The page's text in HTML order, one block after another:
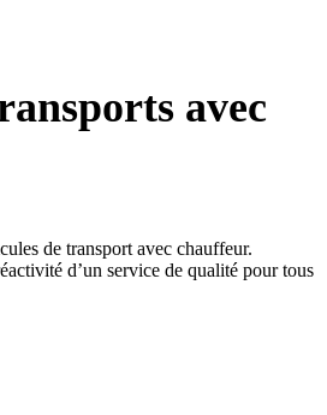
avec
de transport avec chauffeur.
d’un service de qualité pour tous